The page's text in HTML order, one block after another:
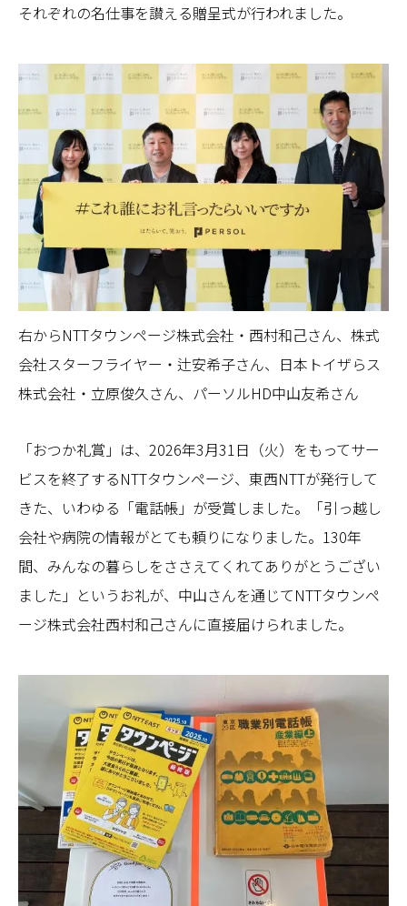
それぞれの名仕事を讃える贈呈式が行われました。
右からNTTタウンページ株式会社・西村和己さん、株式
会社スターフライヤー・辻安希子さん、日本トイザらス
株式会社・立原俊久さん、パーソルHD中山友希さん
「おつか礼賞」は、2026年3月31日（火）をもってサー
ビスを終了するNTTタウンページ、東西NTTが発行して
きた、いわゆる「電話帳」が受賞しました。「引っ越し
会社や病院の情報がとても頼りになりました。130年
間、みんなの暮らしをささえてくれてありがとうござい
ました」というお礼が、中山さんを通じてNTTタウンペ
ージ株式会社西村和己さんに直接届けられました。